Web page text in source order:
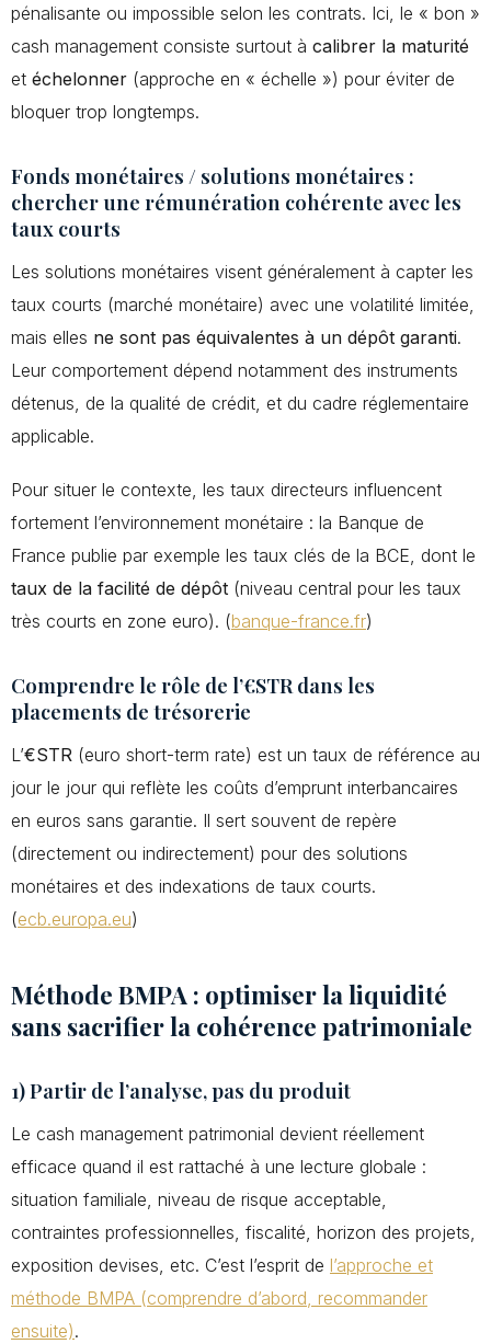
pénalisante ou impossible selon les contrats. Ici, le « bon »
cash management consiste surtout à calibrer la maturité
et échelonner (approche en « échelle ») pour éviter de
bloquer trop longtemps.
Fonds monétaires / solutions monétaires :
chercher une rémunération cohérente avec les
taux courts
Les solutions monétaires visent généralement à capter les
taux courts (marché monétaire) avec une volatilité limitée,
mais elles ne sont pas équivalentes à un dépôt garanti.
Leur comportement dépend notamment des instruments
détenus, de la qualité de crédit, et du cadre réglementaire
applicable.
Pour situer le contexte, les taux directeurs influencent
fortement l’environnement monétaire : la Banque de
France publie par exemple les taux clés de la BCE, dont le
taux de la facilité de dépôt (niveau central pour les taux
très courts en zone euro). (banque-france.fr)
Comprendre le rôle de l’€STR dans les
placements de trésorerie
L’€STR (euro short-term rate) est un taux de référence au
jour le jour qui reflète les coûts d’emprunt interbancaires
en euros sans garantie. Il sert souvent de repère
(directement ou indirectement) pour des solutions
monétaires et des indexations de taux courts.
(ecb.europa.eu)
Méthode BMPA : optimiser la liquidité
sans sacrifier la cohérence patrimoniale
1) Partir de l’analyse, pas du produit
Le cash management patrimonial devient réellement
efficace quand il est rattaché à une lecture globale :
situation familiale, niveau de risque acceptable,
contraintes professionnelles, fiscalité, horizon des projets,
exposition devises, etc. C’est l’esprit de l’approche et
méthode BMPA (comprendre d’abord, recommander
ensuite).